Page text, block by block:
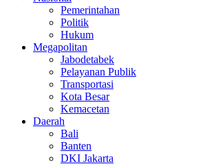
Pemerintahan
Politik
Hukum
Megapolitan
Jabodetabek
Pelayanan Publik
Transportasi
Kota Besar
Kemacetan
Daerah
Bali
Banten
DKI Jakarta